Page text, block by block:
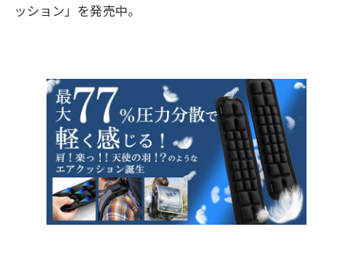
ッション」を発売中。